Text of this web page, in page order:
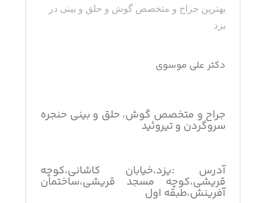
بهترین جراح و متخصص گوش و حلق و بینی در
یزد
دکتر علی موسوی
جراح و متخصص گوش، حلق و بینی حنجره
سروگردن و تیروئید
آدرس :یزد،خیابان کاشانی،کوچه
قریشی،کوچه مسجد قریشی،ساختمان
آفرینش،طبقه اول